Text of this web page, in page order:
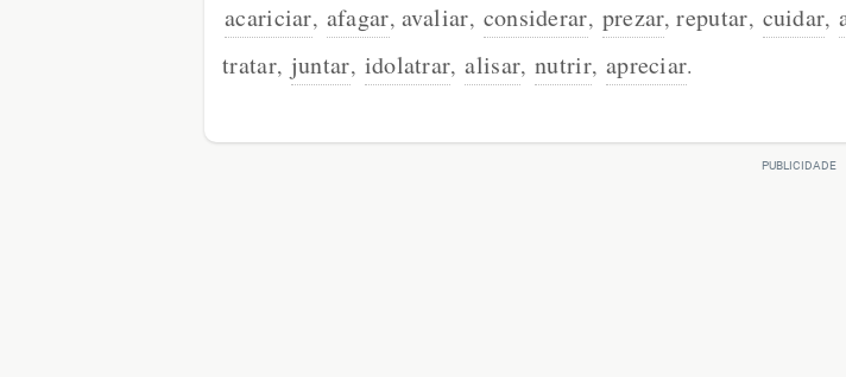
acariciar, afagar, avaliar, considerar, prezar,reputar, cuidar,
tratar, juntar, idolatrar, alisar, nutrir, apreciar.